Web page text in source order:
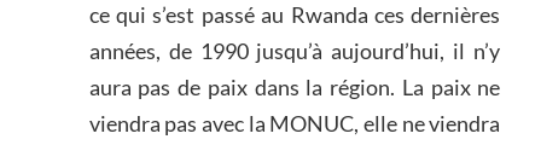
ce qui s’est passé au Rwanda ces dernières
années, de 1990 jusqu’à aujourd’hui, il n’y
aura pas de paix dans la région. La paix ne
viendra pas avec la MONUC, elle ne viendra